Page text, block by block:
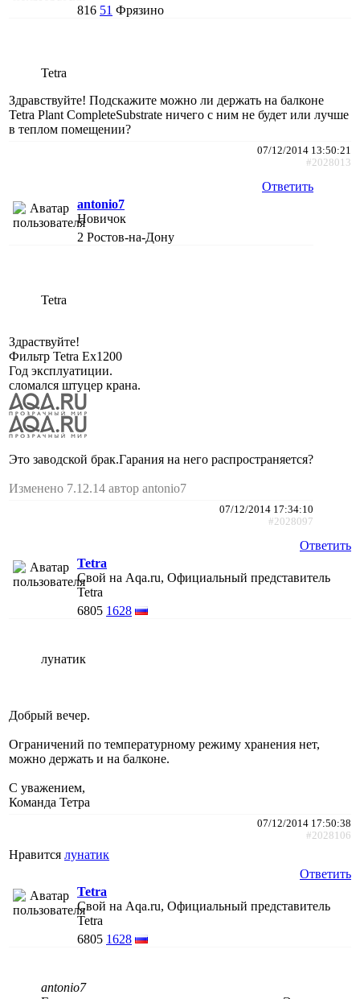
816 51 Фрязино
Tetra
Здравствуйте! Подскажите можно ли держать на балконе
Tetra Plant CompleteSubstrate ничего с ним не будет или лучше
в теплом помещении?
07/12/2014 13:50:21
#2028013
Ответить
antonio7
Новичок
2 Ростов-на-Дону
Tetra
Здраствуйте!
Фильтр Tetra Ex1200
Год эксплуатиции.
сломался штуцер крана.
Это заводской брак.Гарания на него распространяется?
Изменено 7.12.14 автор antonio7
07/12/2014 17:34:10
#2028097
Ответить
Tetra
Свой на Aqa.ru, Официальный представитель
Tetra
6805 1628
лунатик
Добрый вечер.
Ограничений по температурному режиму хранения нет,
можно держать и на балконе.
С уважением,
Команда Тетра
07/12/2014 17:50:38
#2028106
Нравится лунатик
Ответить
Tetra
Свой на Aqa.ru, Официальный представитель
Tetra
6805 1628
antonio7